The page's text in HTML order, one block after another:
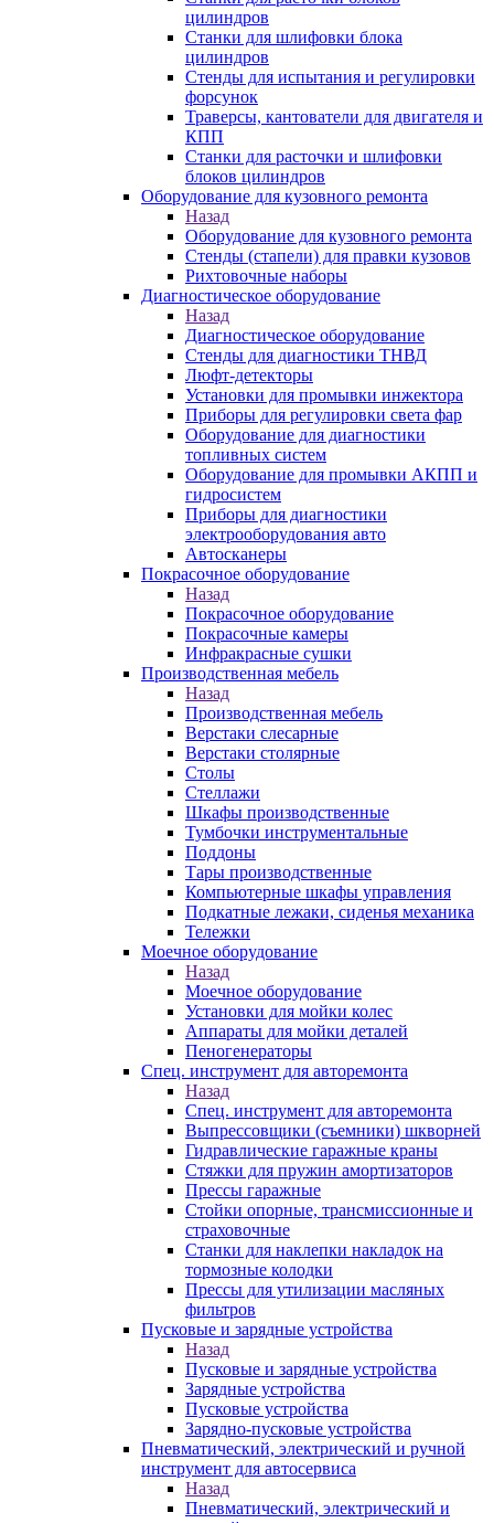
цилиндров
Станки для шлифовки блока
цилиндров
Стенды для испытания и регулировки
форсунок
Траверсы, кантователи для двигателя и
КПП
Станки для расточки и шлифовки
блоков цилиндров
Оборудование для кузовного ремонта
Назад
Оборудование для кузовного ремонта
Стенды (стапели) для правки кузовов
Рихтовочные наборы
Диагностическое оборудование
Назад
Диагностическое оборудование
Стенды для диагностики ТНВД
Люфт-детекторы
Установки для промывки инжектора
Приборы для регулировки света фар
Оборудование для диагностики
топливных систем
Оборудование для промывки АКПП и
гидросистем
Приборы для диагностики
электрооборудования авто
Автосканеры
Покрасочное оборудование
Назад
Покрасочное оборудование
Покрасочные камеры
Инфракрасные сушки
Производственная мебель
Назад
Производственная мебель
Верстаки слесарные
Верстаки столярные
Столы
Стеллажи
Шкафы производственные
Тумбочки инструментальные
Поддоны
Тары производственные
Компьютерные шкафы управления
Подкатные лежаки, сиденья механика
Тележки
Моечное оборудование
Назад
Моечное оборудование
Установки для мойки колес
Аппараты для мойки деталей
Пеногенераторы
Спец. инструмент для авторемонта
Назад
Спец. инструмент для авторемонта
Выпрессовщики (съемники) шкворней
Гидравлические гаражные краны
Стяжки для пружин амортизаторов
Прессы гаражные
Стойки опорные, трансмиссионные и
страховочные
Станки для наклепки накладок на
тормозные колодки
Прессы для утилизации масляных
фильтров
Пусковые и зарядные устройства
Назад
Пусковые и зарядные устройства
Зарядные устройства
Пусковые устройства
Зарядно-пусковые устройства
Пневматический, электрический и ручной
инструмент для автосервиса
Назад
Пневматический, электрический и